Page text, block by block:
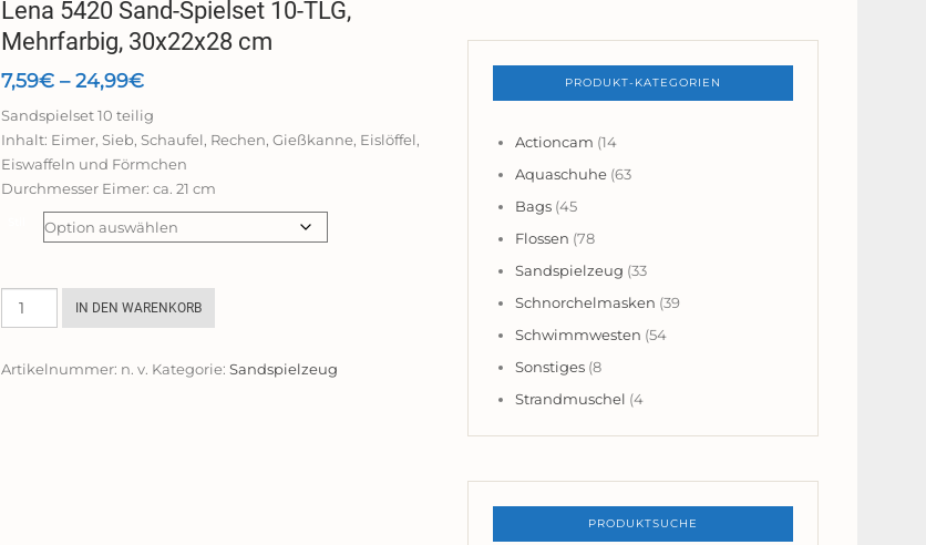
Lena 5420 Sand-Spielset 10-TLG,
Mehrfarbig, 30x22x28 cm
7,59€ –24,99€Preisspanne:
bis
24,99€
Sandspielset 10 teilig
Inhalt: Eimer, Sieb, Schaufel, Rechen, Gießkanne, Eislöffel,
Eiswaffeln und Förmchen
Durchmesser Eimer: ca. 21 cm
Lena
5420
Spielset
IN DEN WARENKORB
Artikelnummer: n. v. Kategorie:Sandspielzeug
PRODUKT-KATEGORIEN
Actioncam (14
Aquaschuhe (63
Bags (45
Flossen (78
Sandspielzeug (33
Schnorchelmasken (39
Schwimmwesten (54
Sonstiges (8
Strandmuschel (4
PRODUKTSUCHE